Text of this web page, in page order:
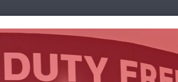
Uçuş Öncesi Basın&Medya